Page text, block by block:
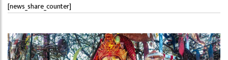
[news_share_counter]